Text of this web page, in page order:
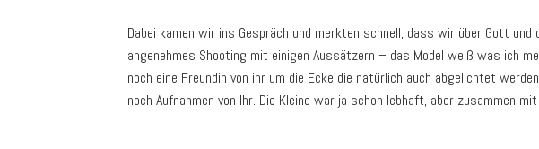
Dabei kamen wir ins Gespräch und merkten schnell, dass wir über Gott
angenehmes Shooting mit einigen Aussätzern – das Model weiß was ich
noch eine Freundin von ihr um die Ecke die natürlich auch abgelichtet
noch Aufnahmen von Ihr. Die Kleine war ja schon lebhaft, aber zusammen